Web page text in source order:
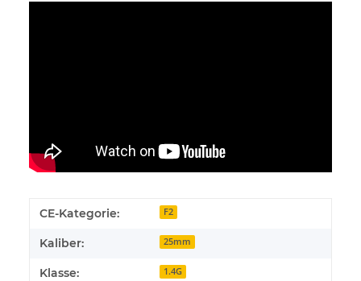
CE-Kategorie: F2
Kaliber: 25mm
Klasse: 1.4G